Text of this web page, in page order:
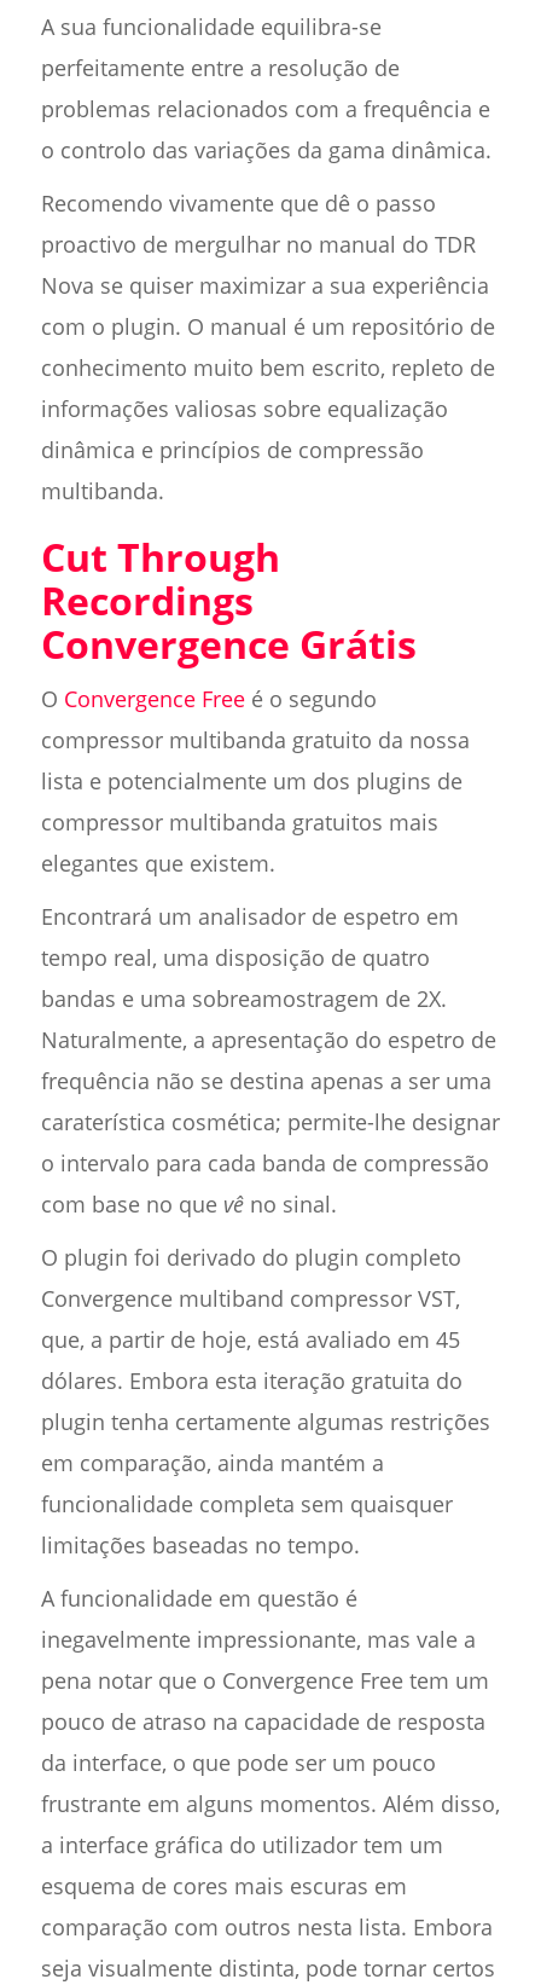
A sua funcionalidade equilibra-se
perfeitamente entre a resolução de
problemas relacionados com a frequência e
o controlo das variações da gama dinâmica.
Recomendo vivamente que dê o passo
proactivo de mergulhar no manual do TDR
Nova se quiser maximizar a sua experiência
com o plugin. O manual é um repositório de
conhecimento muito bem escrito, repleto de
informações valiosas sobre equalização
dinâmica e princípios de compressão
multibanda.
Cut Through
Recordings
Convergence Grátis
O Convergence Freeé o segundo
compressor multibanda gratuito da nossa
lista e potencialmente um dos plugins de
compressor multibanda gratuitos mais
elegantes que existem.
Encontrará um analisador de espetro em
tempo real, uma disposição de quatro
bandas e uma sobreamostragem de 2X.
Naturalmente, a apresentação do espetro de
frequência não se destina apenas a ser uma
caraterística cosmética; permite-lhe designar
o intervalo para cada banda de compressão
com base no que vêno sinal.
O plugin foi derivado do plugin completo
Convergence multiband compressor VST,
que, a partir de hoje, está avaliado em 45
dólares. Embora esta iteração gratuita do
plugin tenha certamente algumas restrições
em comparação, ainda mantém a
funcionalidade completa sem quaisquer
limitações baseadas no tempo.
A funcionalidade em questão é
inegavelmente impressionante, mas vale a
pena notar que o Convergence Free tem um
pouco de atraso na capacidade de resposta
da interface, o que pode ser um pouco
frustrante em alguns momentos. Além disso,
a interface gráfica do utilizador tem um
esquema de cores mais escuras em
comparação com outros nesta lista. Embora
seja visualmente distinta, pode tornar certos